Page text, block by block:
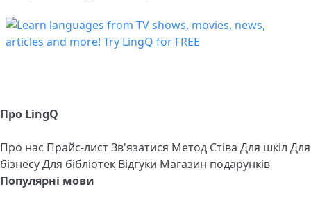
Про LingQ
Про нас Прайс-листЗв'язатися Метод Стіва Для шкіл Для
бізнесуДля бібліотек Відгуки Магазин подарунків
Популярні мови